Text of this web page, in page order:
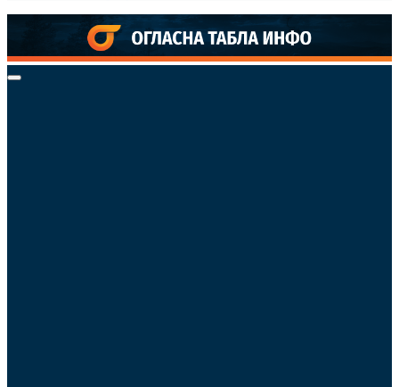
Primary